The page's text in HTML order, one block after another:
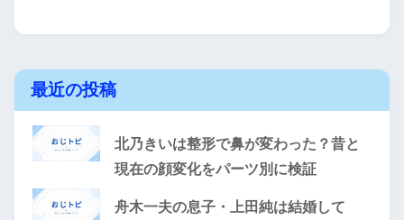
最近の投稿
北乃きいは整形で鼻が変わった？昔と
現在の顔変化をパーツ別に検証
舟木一夫の息子・上田純は結婚して